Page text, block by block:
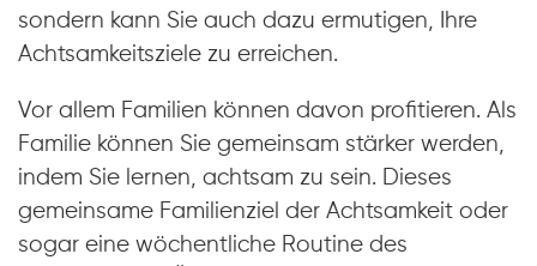
sondern kann Sie auch dazu ermutigen, Ihre
Achtsamkeitsziele zu erreichen.
Vor allem Familien können davon profitieren. Als
Familie können Sie gemeinsam stärker werden,
indem Sie lernen, achtsam zu sein. Dieses
gemeinsame Familienziel der Achtsamkeit oder
sogar eine wöchentliche Routine des